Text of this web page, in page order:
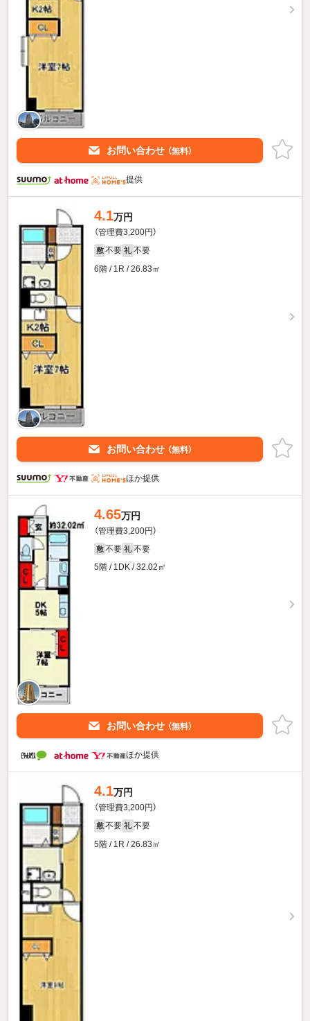
お問い合わせ （無料）
提供
4.1万円
（管理費3,200円）
敷 不要 礼 不要
6階 / 1R / 26.83㎡
お問い合わせ （無料）
ほか提供
4.65万円
（管理費3,200円）
敷 不要 礼 不要
5階 / 1DK / 32.02㎡
お問い合わせ （無料）
ほか提供
4.1万円
（管理費3,200円）
敷 不要 礼 不要
5階 / 1R / 26.83㎡